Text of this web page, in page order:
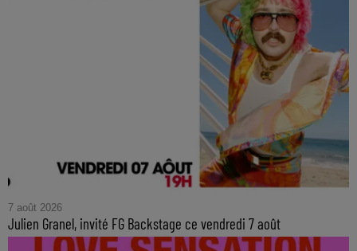
7 août 2026
Julien Granel, invité FG Backstage ce vendredi 7 août